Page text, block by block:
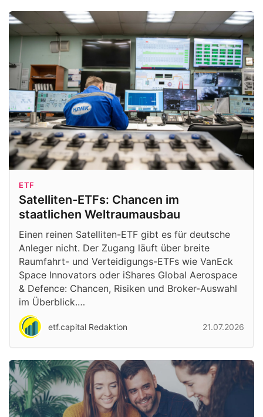
ETF
Satelliten-ETFs: Chancen im
staatlichen Weltraumausbau
Einen reinen Satelliten-ETF gibt es für deutsche
Anleger nicht. Der Zugang läuft über breite
Raumfahrt- und Verteidigungs-ETFs wie VanEck
Space Innovators oder iShares Global Aerospace
& Defence: Chancen, Risiken und Broker-Auswahl
im Überblick.…
etf.capital Redaktion 21.07.2026